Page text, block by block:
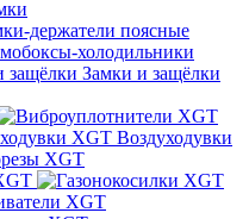
держатели поясные
холодильники
Замки и защёлки
Воздуходувки
XGT